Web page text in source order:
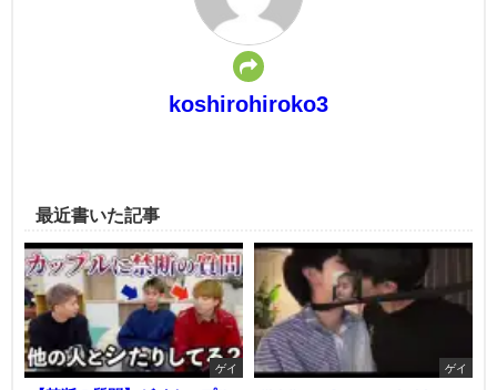
koshirohiroko3
最近書いた記事
ゲイ ゲイ